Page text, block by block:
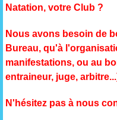
Natation, votre Club ?
Nous avons besoin de
Bureau, qu'à
manifestations, ou au
entraineur, juge,
N'hésitez pas à nous